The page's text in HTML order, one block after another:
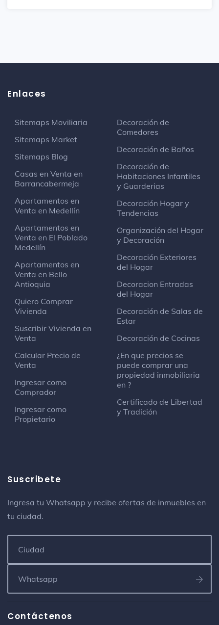
Enlaces
Sitemaps Moviliaria
Sitemaps Market
Sitemaps Blog
Casas en Venta en
Barrancabermeja
Apartamentos en
Venta en Medellín
Apartamentos en
Venta en El Poblado
Medellín
Apartamentos en
Venta en Bello
Antioquia
Quiero Comprar
Vivienda
Suscribir Vivienda en
Venta
Calcular Precio de
Venta
Ingresar como
Comprador
Ingresar como
Propietario
Decoración de
Comedores
Decoración de Baños
Decoración de
Habitaciones Infantiles
y Guarderias
Decoración Hogar y
Tendencias
Organización del Hogar
y Decoración
Decoración Exteriores
del Hogar
Decoracion Entradas
del Hogar
Decoración de Salas de
Estar
Decoración de Cocinas
¿En que precios se
puede comprar una
propiedad inmobiliaria
en ?
Certificado de Libertad
y Tradición
Suscribete
Ingresa tu Whatsapp y recibe ofertas de inmuebles en
tu ciudad.
Contáctenos